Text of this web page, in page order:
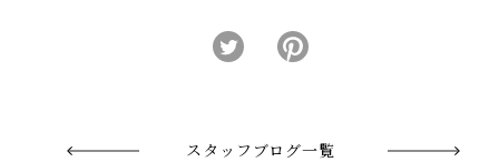
スタッフブログ一覧